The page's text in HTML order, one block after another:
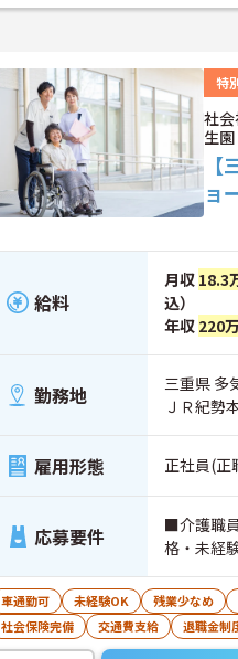
特
社
生園
ョ
給料
月収 18.3
込）
年収 220
勤務地
三重県 多
ＪＲ紀勢
雇用形態 正社員(正
応募要件
■介護職
格・未経
車通勤可 未経験OK 残業少なめ
社会保険完備
交通費支給 退職金制